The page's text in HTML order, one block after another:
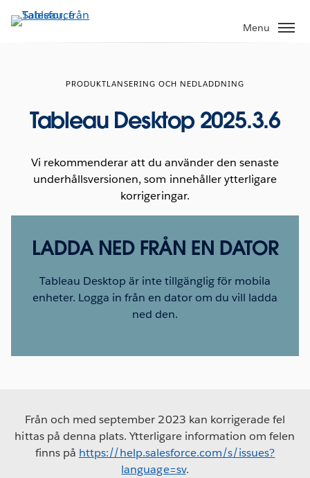
vidare
Menu
PRODUKTLANSERING OCH NEDLADDNING
Tableau Desktop 2025.3.6
Vi rekommenderar att du använder den senaste
underhållsversionen, som innehåller ytterligare
korrigeringar.
LADDA NED FRÅN EN DATOR
Tableau Desktop är inte tillgänglig för mobila
enheter. Logga in från en dator om du vill ladda
ned den.
Från och med september 2023 kan korrigerade fel
hittas på denna plats. Ytterligare information om felen
finns på https://help.salesforce.com/s/issues?
language=sv.